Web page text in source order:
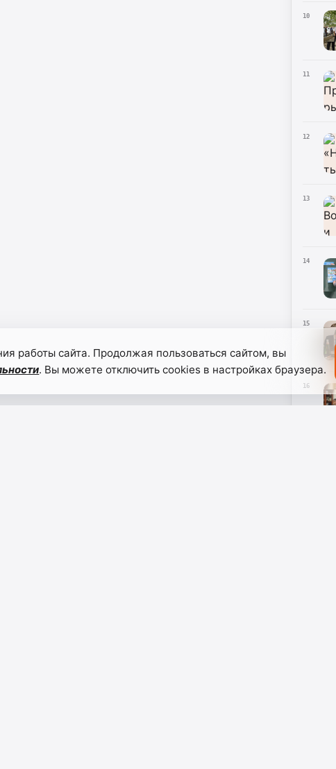
10
11
12
13
14
15
16
работы сайта. Продолжая пользоваться сайтом, вы
. Вы можете отключить cookies в настройках браузера.